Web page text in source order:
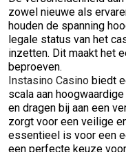
zowel nieuwe als
houden de spanning
legale status van het
inzetten. Dit maakt het
beproeven.
Instasino Casino biedt
scala aan
en dragen bij aan een
zorgt voor een veilige
essentieel is voor een
een perfecte keuze